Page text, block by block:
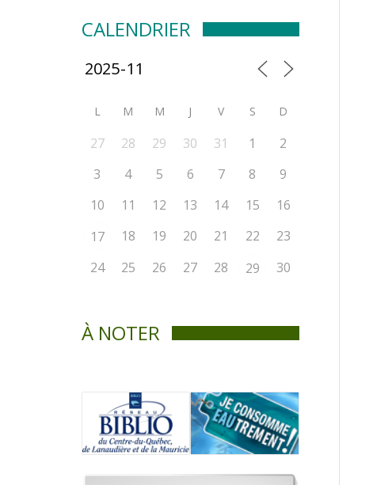
CALENDRIER
L M M J V S D
27 28 29 30 31 1
2
3
4 5 6 7 8
9
10
11 12 13 14 15
16
17
18 19 20 21 22
23
24
25 26 27 28 29 30
À NOTER